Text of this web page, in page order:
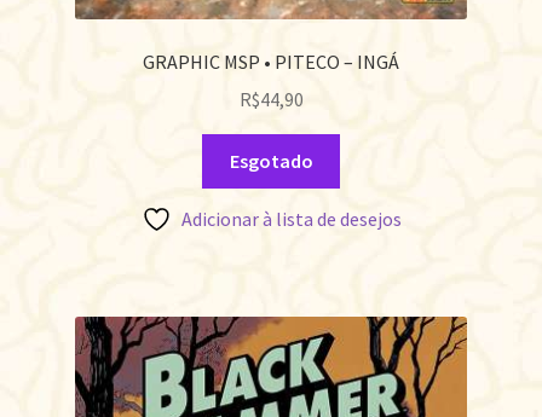
GRAPHIC MSP • PITECO – INGÁ
R$44,90
Esgotado
Adicionar à lista de desejos